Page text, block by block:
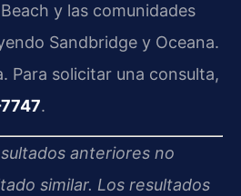
y las comunidades
Sandbridge y Oceana.
Para solicitar una consulta,
.
anteriores no
similar. Los resultados